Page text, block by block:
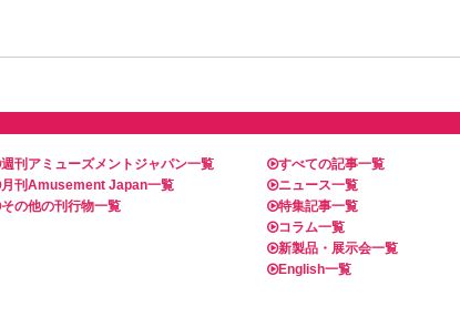
週刊アミューズメントジャパン一覧
月刊Amusement Japan一覧
その他の刊行物一覧
すべての記事一覧
ニュース一覧
特集記事一覧
コラム一覧
新製品・展示会一覧
English一覧